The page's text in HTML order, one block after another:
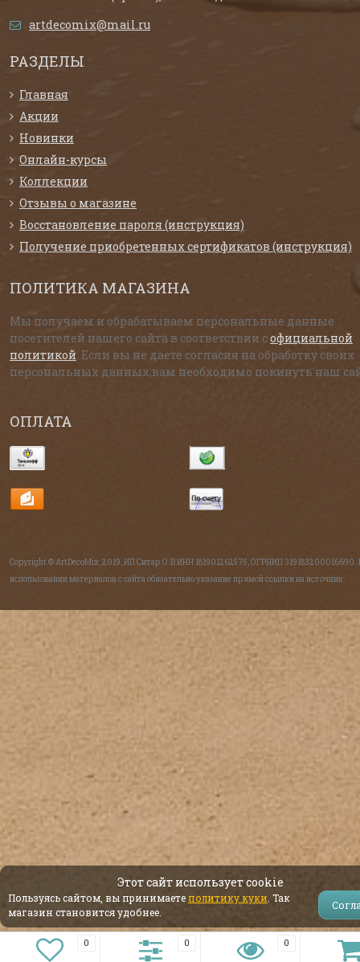
artdecomix@mail.ru
РАЗДЕЛЫ
Главная
Акции
Новинки
Онлайн-курсы
Коллекции
Отзывы о магазине
Восстановление пароля (инструкция)
Получение приобретенных сертификатов (инструкция)
ПОЛИТИКА МАГАЗИНА
Мы получаем и обрабатываем персональные данные
посетителей нашего сайта в соответствии софициальной
политикой . Если вы не даете согласия на обработку своих
персональных данных,вам необходимо покинуть наш
ОПЛАТА
Copyright © ArtDecoMix, 2019, ИП Ситар О.В ИНН 181901262575, ОГРНИП 319183200016690.
использовании материалов с сайта обязательно указание прямой ссылки на источник.
0 0 0
Этот сайт использует cookie
Пользуясь сайтом, вы принимаете политику куки . Так
магазин становится удобнее.